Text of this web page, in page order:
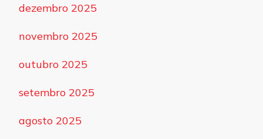
dezembro 2025
novembro 2025
outubro 2025
setembro 2025
agosto 2025